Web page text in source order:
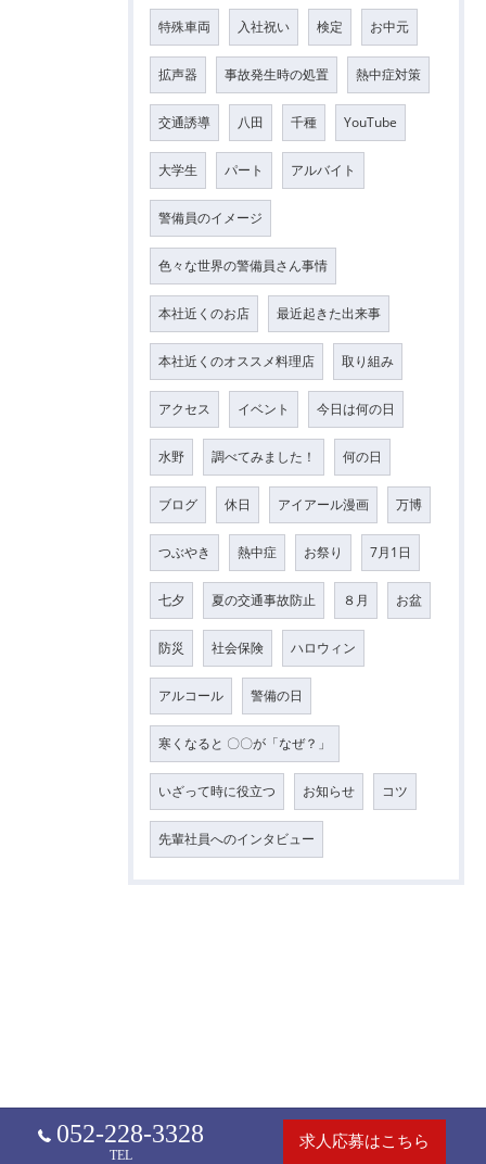
特殊車両 入社祝い 検定 お中元
拡声器 事故発生時の処置 熱中症対策
交通誘導 八田 千種 YouTube
大学生 パート アルバイト
警備員のイメージ
色々な世界の警備員さん事情
本社近くのお店 最近起きた出来事
本社近くのオススメ料理店 取り組み
アクセス イベント 今日は何の日
水野 調べてみました！ 何の日
ブログ 休日 アイアール漫画 万博
つぶやき 熱中症 お祭り 7月1日
七夕 夏の交通事故防止 ８月 お盆
防災 社会保険 ハロウィン
アルコール 警備の日
寒くなると 〇〇が「なぜ？」
いざって時に役立つ お知らせ コツ
先輩社員へのインタビュー
052-228-3328
TEL
求人応募はこちら